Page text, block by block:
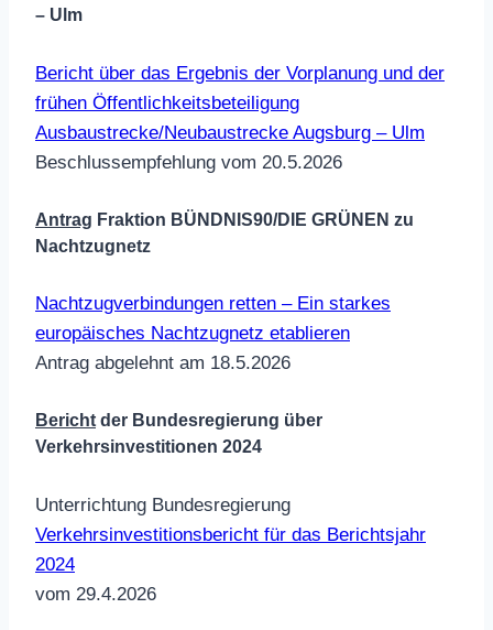
– Ulm
Bericht über das Ergebnis der Vorplanung und der
frühen Öffentlichkeitsbeteiligung
Ausbaustrecke/Neubaustrecke Augsburg – Ulm
Beschlussempfehlung vom 20.5.2026
Antrag Fraktion BÜNDNIS90/DIE GRÜNEN zu
Nachtzugnetz
Nachtzugverbindungen retten – Ein starkes
europäisches Nachtzugnetz etablieren
Antrag abgelehnt am 18.5.2026
Bericht der Bundesregierung über
Verkehrsinvestitionen 2024
Unterrichtung Bundesregierung
Verkehrsinvestitionsbericht für das Berichtsjahr
2024
vom 29.4.2026